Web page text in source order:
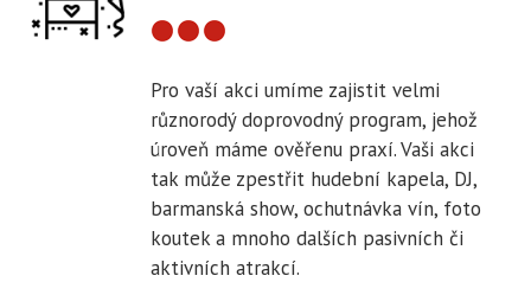
Pro vaší akci umíme zajistit velmi
různorodý doprovodný program, jehož
úroveň máme ověřenu praxí. Vaši akci
tak může zpestřit hudební kapela, DJ,
barmanská show, ochutnávka vín, foto
koutek a mnoho dalších pasivních či
aktivních atrakcí.